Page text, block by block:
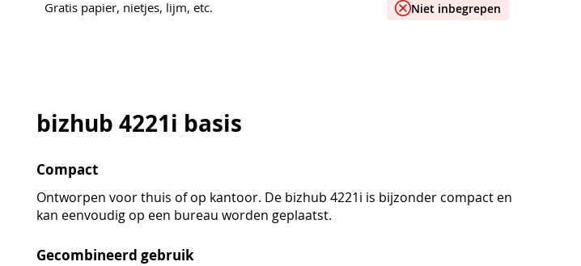
Gratis papier, nietjes, lijm, etc. Niet inbegrepen
bizhub 4221i basis
Compact
Ontworpen voor thuis of op kantoor. De bizhub 4221i is bijzonder compact en
kan eenvoudig op een bureau worden geplaatst.
Gecombineerd gebruik